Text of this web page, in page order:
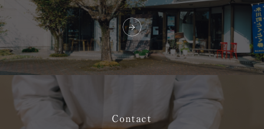
Contact